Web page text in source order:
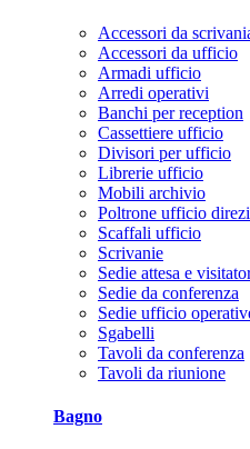
Accessori da
Accessori da ufficio
Armadi ufficio
Arredi operativi
Banchi per reception
Cassettiere ufficio
Divisori per ufficio
Librerie ufficio
Mobili archivio
Poltrone ufficio
Scaffali ufficio
Scrivanie
Sedie attesa e
Sedie da conferenza
Sedie ufficio
Sgabelli
Tavoli da conferenza
Tavoli da riunione
Bagno